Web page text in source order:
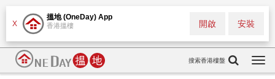
X
搵地 (OneDay) App
香港搵樓 安裝
開啟
搜索香港樓盤